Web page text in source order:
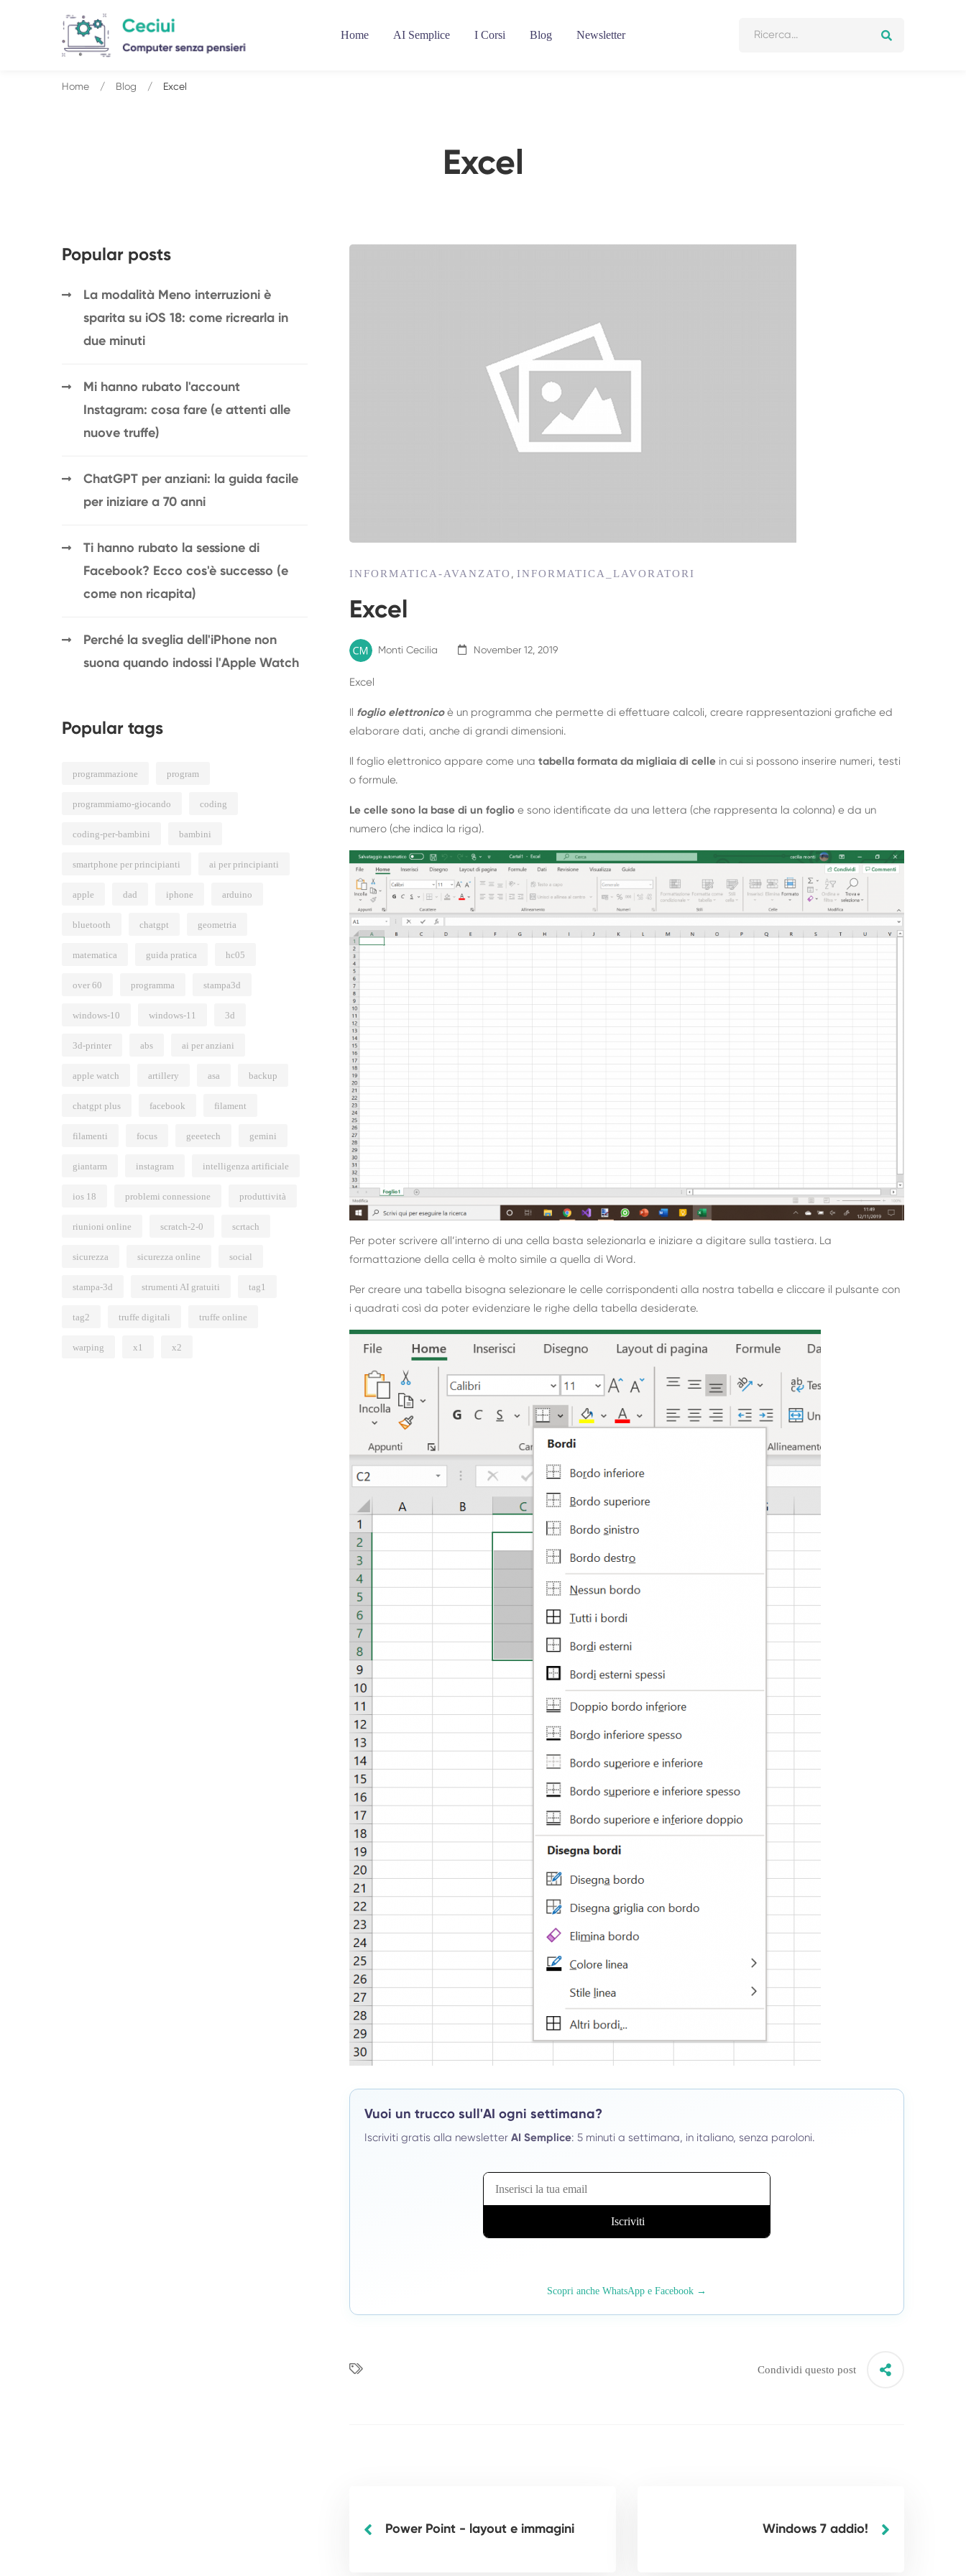
Home AI Semplice I Corsi Blog Newsletter
Excel
Home Blog Excel
INFORMATICA-AVANZATO , INFORMATICA_LAVORATORI
Excel
Monti Cecilia November 12, 2019
Excel
foglio elettronicoè un programma che permette di effettuare calcoli, creare rappresentazioni grafiche ed
elaborare dati, anche di grandi dimensioni.
Il foglio elettronico appare come unatabella formata da migliaia di celle in cui si possono inserire numeri, testi
o formule.
Le celle sono la base di un foglio e sono identificate da una lettera (che rappresenta la colonna) e da un
numero (che indica la riga).
Per poter scrivere all’interno di una cella basta selezionarla e iniziare a digitare sulla tastiera. La
formattazione della cella è molto simile a quella di Word.
Per creare una tabella bisogna selezionare le celle corrispondenti alla nostra tabella e cliccare il pulsante con
i quadrati così da poter evidenziare le righe della tabella desiderate.
Vuoi un trucco sull'AI ogni settimana?
Iscriviti gratis alla newsletterAI Semplice: 5 minuti a settimana, in italiano, senza paroloni.
Popular posts
La modalità Meno interruzioni è
sparita su iOS 18: come ricrearla in
due minuti
Mi hanno rubato l'account
Instagram: cosa fare (e attenti alle
nuove truffe)
ChatGPT per anziani: la guida facile
per iniziare a 70 anni
Ti hanno rubato la sessione di
Facebook? Ecco cos'è successo (e
come non ricapita)
Perché la sveglia dell'iPhone non
suona quando indossi l'Apple Watch
Popular tags
programmazione program
programmiamo-giocando coding
coding-per-bambini bambini
smartphone per principianti ai per principianti
apple dad iphone arduino
bluetooth chatgpt geometria
matematica guida pratica hc05
over 60 programma stampa3d
windows-10 windows-11 3d
3d-printer abs ai per anziani
apple watch artillery asa backup
chatgpt plus facebook filament
filamenti focus geeetech gemini
giantarm instagram intelligenza artificiale
ios 18 problemi connessione produttività
riunioni online scratch-2-0 scrtach
sicurezza sicurezza online social
stampa-3d strumenti AI gratuiti tag1
tag2 truffe digitali truffe online
warping x1 x2